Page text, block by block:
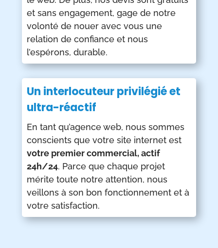
et sans engagement, gage de notre
volonté de nouer avec vous une
relation de confiance et nous
l’espérons, durable.
Un interlocuteur privilégié et
ultra-réactif
En tant qu’agence web, nous sommes
conscients que votre site internet est
votre premier commercial, actif
24h/24. Parce que chaque projet
mérite toute notre attention, nous
veillons à son bon fonctionnement et à
votre satisfaction.